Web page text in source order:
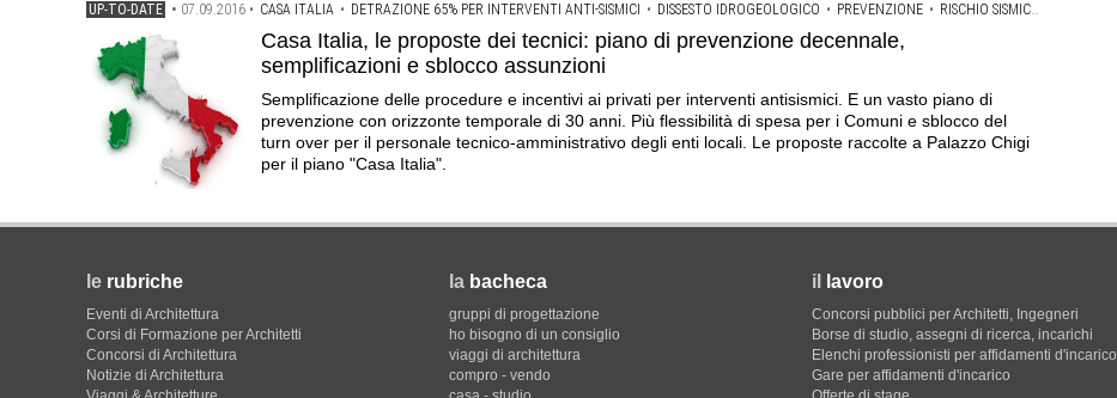
UP-TO-DATE • 07.09.2016 • CASA ITALIA • DETRAZIONE 65% PER INTERVENTI ANTI-SISMICI • DISSESTO IDROGEOLOGICO • PREVENZIONE • RISCHIO SISMICO
Casa Italia, le proposte dei tecnici: piano di prevenzione decennale,
semplificazioni e sblocco assunzioni
Semplificazione delle procedure e incentivi ai privati per interventi antisismici. E un vasto piano di
prevenzione con orizzonte temporale di 30 anni. Più flessibilità di spesa per i Comuni e sblocco del
turn over per il personale tecnico-amministrativo degli enti locali. Le proposte raccolte a Palazzo Chigi
per il piano "Casa Italia".
le rubriche
Eventi di Architettura
Corsi di Formazione per Architetti
Concorsi di Architettura
Notizie di Architettura
la bacheca
gruppi di progettazione
ho bisogno di un consiglio
viaggi di architettura
compro - vendo
il lavoro
Concorsi pubblici per Architetti, Ingegneri
Borse di studio, assegni di ricerca, incarichi
Elenchi professionisti per affidamenti d'incarico
Gare per affidamenti d'incarico